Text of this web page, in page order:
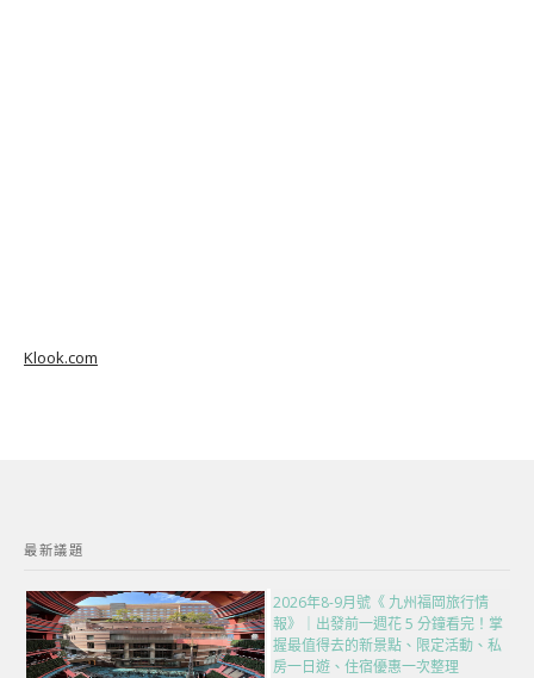
Klook.com
最新議題
2026年8-9月號《 九州福岡旅行情
報》｜出發前一週花 5 分鐘看完！掌
握最值得去的新景點、限定活動、私
房一日遊、住宿優惠一次整理